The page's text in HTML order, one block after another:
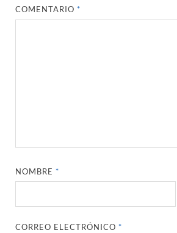
COMENTARIO*
NOMBRE*
CORREO ELECTRÓNICO*